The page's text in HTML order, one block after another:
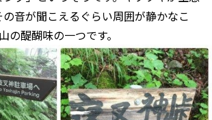
の音が聞こえるぐらい周囲が静かなこ
の醍醐味の一つです。